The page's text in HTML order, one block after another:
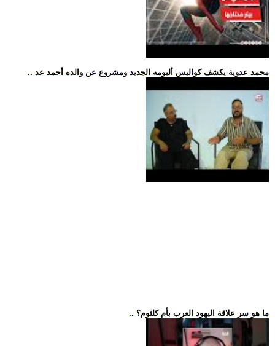
.. محمد عدوية يكشف كواليس ألبومه الجديد ومشروع عن والده أحمد عد
.. ما هو سر علاقة اليهود العرب بأم كلثوم؟